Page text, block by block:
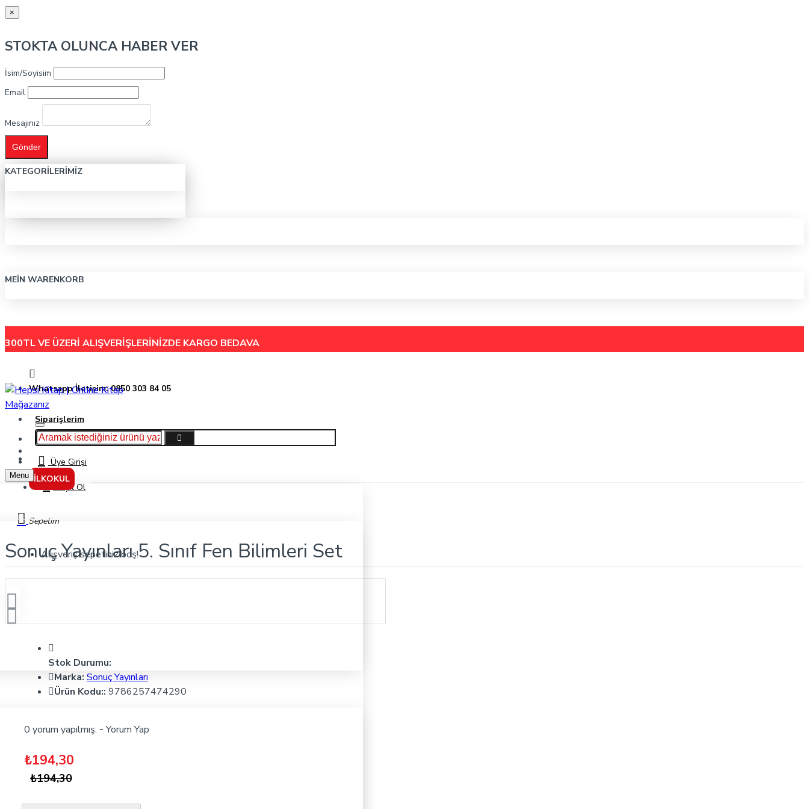
×
STOKTA OLUNCA HABER VER
İsim/Soyisim
Email
Mesajınız
Gönder
KATEGORILERIMIZ
MEIN WARENKORB
300TL VE ÜZERİ ALIŞVERİŞLERİNİZDE KARGO BEDAVA
Whatsapp İletişim: 0850 303 84 05
Siparişlerim
Hakkımızda
İletişimÜye Girişi
Kayıt Ol
Sepetim
Alışveriş sepetiniz boş!
İLKOKUL
Menu
Sonuç Yayınları 5. Sınıf Fen Bilimleri Set
Sonuç Yayınları 5. Sınıf Fen Bilimleri Set
Stok Durumu:
Marka: Sonuç Yayınları
Ürün Kodu:: 9786257474290
0 yorum yapılmış. - Yorum Yap
₺194,30
₺194,30